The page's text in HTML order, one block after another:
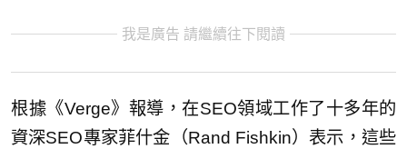
我是廣告 請繼續往下閱讀
根據《Verge》報導，在SEO領域工作了十多年的
資深SEO專家菲什金（Rand Fishkin）表示，這些